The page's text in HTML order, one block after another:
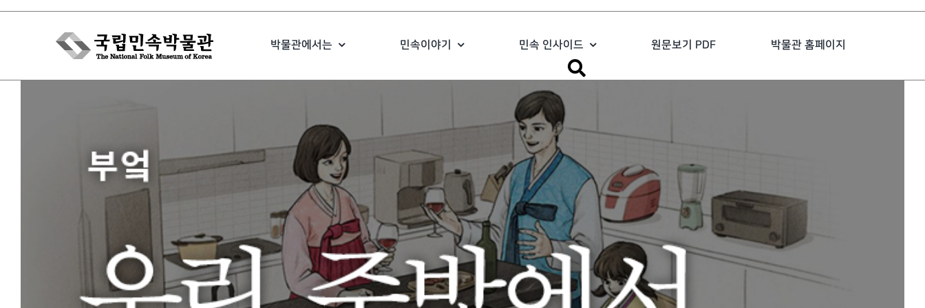
Skip
박물관에서는 민속이야기 민속 인사이드 원문보기 PDF 박물관 홈페이지